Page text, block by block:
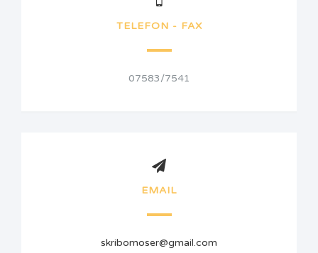
TELEFON - FAX
07583/7541
EMAIL
skribomoser@gmail.com